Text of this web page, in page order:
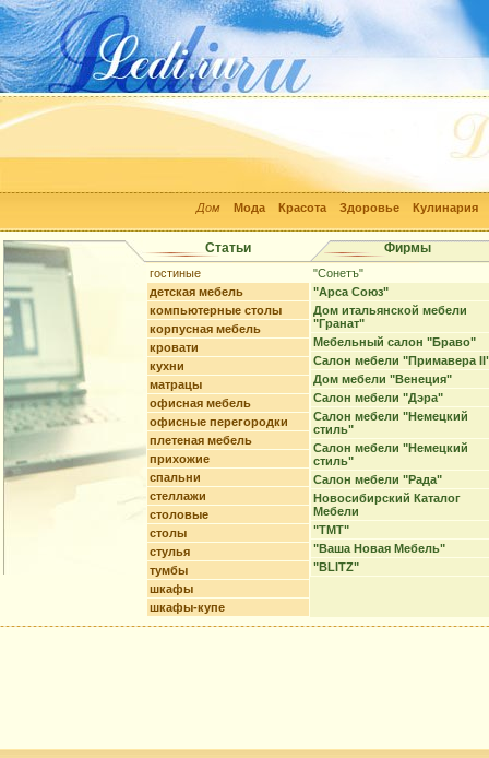
Дом Мода Красота Здоровье Кулинария
Статьи Фирмы
гостиные
детская мебель
компьютерные столы
корпусная мебель
кровати
кухни
матрацы
офисная мебель
офисные перегородки
плетеная мебель
прихожие
спальни
стеллажи
столовые
столы
стулья
тумбы
шкафы
шкафы-купе
"Сонетъ"
"Арса Союз"
Дом итальянской мебели
"Гранат"
Мебельный салон "Браво"
Салон мебели "Примавера
Дом мебели "Венеция"
Салон мебели "Дэра"
Салон мебели "Немецкий
стиль"
Салон мебели "Немецкий
стиль"
Салон мебели "Рада"
Новосибирский Каталог
Мебели
"ТМТ"
"Ваша Новая Мебель"
"BLITZ"